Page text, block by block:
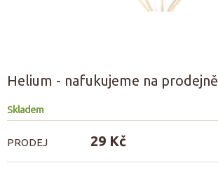
Helium - nafukujeme na prodejně
Skladem
PRODEJ 29 Kč